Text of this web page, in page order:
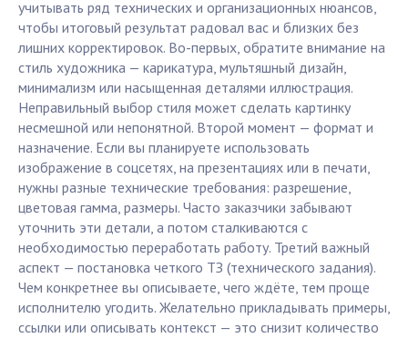
учитывать ряд технических и организационных нюансов,
чтобы итоговый результат радовал вас и близких без
лишних корректировок. Во-первых, обратите внимание на
стиль художника — карикатура, мультяшный дизайн,
минимализм или насыщенная деталями иллюстрация.
Неправильный выбор стиля может сделать картинку
несмешной или непонятной. Второй момент — формат и
назначение. Если вы планируете использовать
изображение в соцсетях, на презентациях или в печати,
нужны разные технические требования: разрешение,
цветовая гамма, размеры. Часто заказчики забывают
уточнить эти детали, а потом сталкиваются с
необходимостью переработать работу. Третий важный
аспект — постановка четкого ТЗ (технического задания).
Чем конкретнее вы описываете, чего ждёте, тем проще
исполнителю угодить. Желательно прикладывать примеры,
ссылки или описывать контекст — это снизит количество